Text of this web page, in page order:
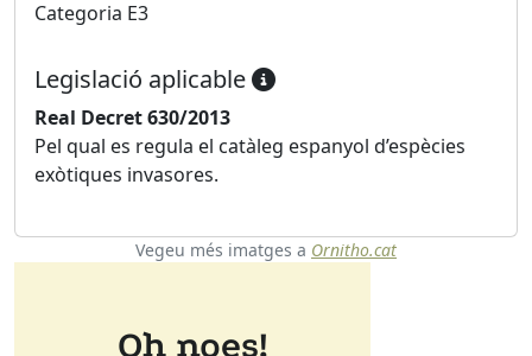
Categoria E3
Legislació aplicable
Real Decret 630/2013
Pel qual es regula el catàleg espanyol d’espècies
exòtiques invasores.
Vegeu més imatges a Ornitho.cat